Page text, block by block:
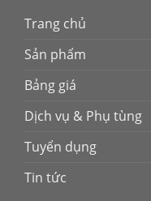
Trang chủ
Sản phẩm
Bảng giá
Dịch vụ & Phụ tùng
Tuyển dụng
Tin tức